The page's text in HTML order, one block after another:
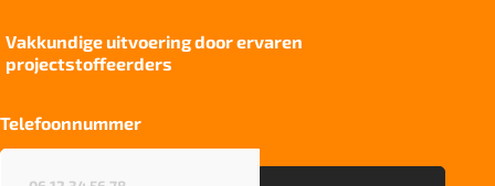
Cfl-S1
Kwaliteitslabel GUT
Particulier gebruik
Vakkundige uitvoering door ervaren
projectstoffeerders
Telefoonnummer